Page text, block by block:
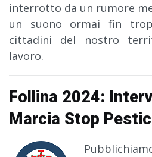
interrotto da un rumore
un suono ormai fin
cittadini del nostro
lavoro.
Follina 2024:
Marcia Stop